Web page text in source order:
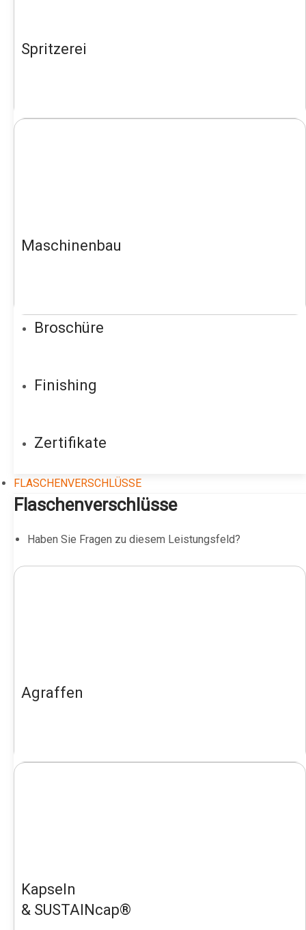
Spritzerei
Maschinenbau
Broschüre
Finishing
Zertifikate
FLASCHENVERSCHLÜSSE
Flaschenverschlüsse
Haben Sie Fragen zu diesem Leistungsfeld?
Agraffen
Kapseln
& SUSTAINcap®